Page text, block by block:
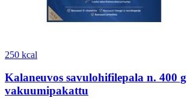
250 kcal
Kalaneuvos savulohifilepala n. 400 g
vakuumipakattu